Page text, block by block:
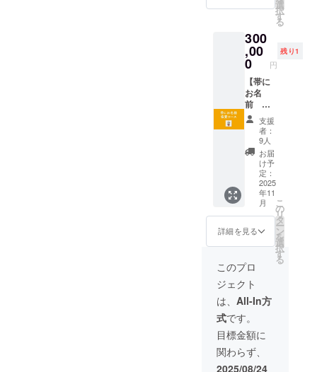
の料金
ること
ができ
ます。
※宿泊や
体験の
詳細・
ご予約
は、支
援者様
よりゲ
ストハ
ウス黒
島様へ
直接ご
連絡く
ださ
現地集
合・現
となり
ます
（交通
費は自
己負担
となり
ます）
※チケッ
トは現
BBQな
ストハ
ウス黒
島様が
提供す
る体験
プログ
ラムの
料金に
充てる
ことが
できま
す。 ・
ご希望
の方に
は、パ
ンダ
ちゃん
との記
念写真
撮影も
可能で
す。
【ご案
内とご
注意】
本チ
ケット
は、被
災地で
がんば
思って
る方の
ための
プラン
です。
心を込
めたお
礼の
メッ
セージ
をお送
りいた
しま
す。 な
らびに
今後の
活動報
告のレ
ポート
をご支
援者様
にお送
りいた
しま
す。 ※
お気持
ち支援
プラン
はA・
B・C・
Dいずれ
選
択
す
る
300
,00
0 円
残り1
【帯に
お名
前 協
賛コー
ス】
「門前
のパン
ダちゃ
ん」今
回のク
ラウド
ファン
ディン
グでの
増刷分
すべて
に、御
社企業
名また
は個人
名を絵
本の帯
に『協
賛』と
してと
して掲
支援
者：
9人
お届
け予
定：
2025
年11
月
詳細を見る
こ
の
リ
タ
ー
ン
を
選
択
す
る
このプロ
ジェクト
は、 All-In方
式です。
目標金額に
関わらず、
2025/08/24